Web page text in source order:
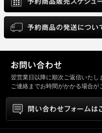
翌営業日以降に順次ご返信いたし
ご連絡までお時間がかかる場合が